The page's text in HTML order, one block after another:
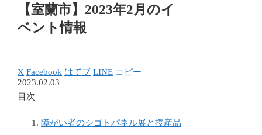
【室蘭市】2023年2月のイ
ベント情報
X Facebook はてブ LINE コピー
2023.02.03
目次
障がい者のシゴトパネル展と授産品